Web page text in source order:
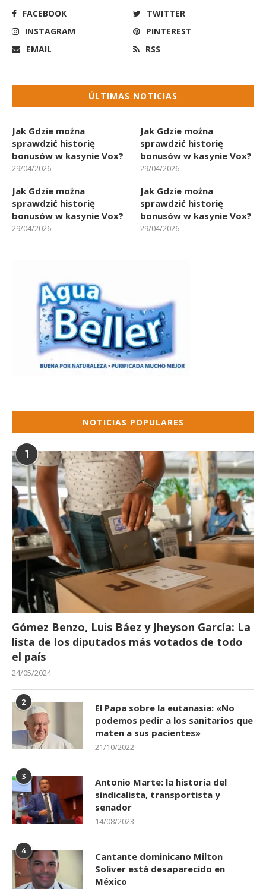
FACEBOOK
TWITTER
INSTAGRAM
PINTEREST
EMAIL
RSS
ÚLTIMAS NOTICIAS
Jak Gdzie można
sprawdzić historię
bonusów w kasynie Vox?
29/04/2026
Jak Gdzie można
sprawdzić historię
bonusów w kasynie Vox?
29/04/2026
Jak Gdzie można
sprawdzić historię
bonusów w kasynie Vox?
29/04/2026
Jak Gdzie można
sprawdzić historię
bonusów w kasynie Vox?
29/04/2026
NOTICIAS POPULARES
1
Gómez Benzo, Luis Báez y Jheyson García: La
lista de los diputados más votados de todo
el país
24/05/2024
2
El Papa sobre la eutanasia: «No
podemos pedir a los sanitarios que
maten a sus pacientes»
21/10/2022
3
Antonio Marte: la historia del
sindicalista, transportista y
senador
14/08/2023
4
Cantante dominicano Milton
Soliver está desaparecido en
México